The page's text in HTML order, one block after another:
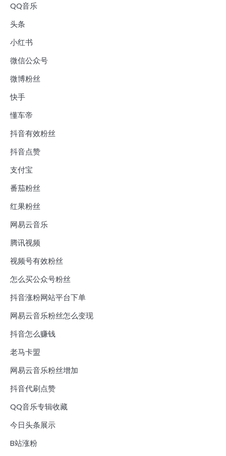
QQ音乐
头条
小红书
微信公众号
微博粉丝
快手
懂车帝
抖音有效粉丝
抖音点赞
支付宝
番茄粉丝
红果粉丝
网易云音乐
腾讯视频
视频号有效粉丝
怎么买公众号粉丝
抖音涨粉网站平台下单
网易云音乐粉丝怎么变现
抖音怎么赚钱
老马卡盟
网易云音乐粉丝增加
抖音代刷点赞
QQ音乐专辑收藏
今日头条展示
B站涨粉